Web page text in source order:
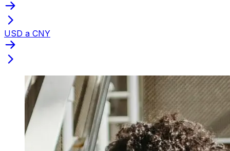
USD a CNY